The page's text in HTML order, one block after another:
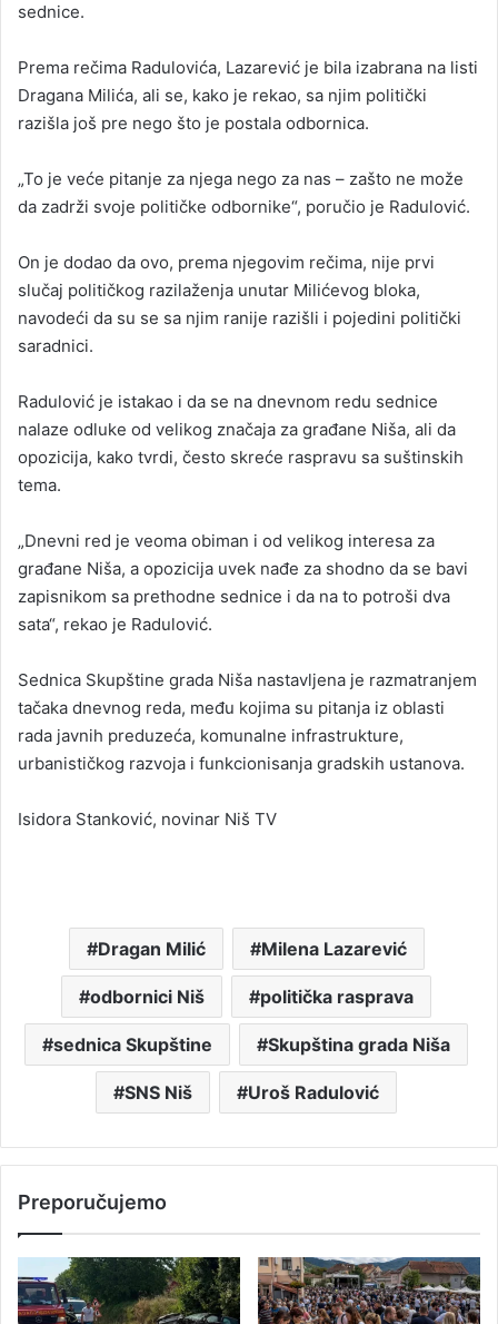
sednice.
Prema rečima Radulovića, Lazarević je bila izabrana na listi
Dragana Milića, ali se, kako je rekao, sa njim politički
razišla još pre nego što je postala odbornica.
„To je veće pitanje za njega nego za nas – zašto ne može
da zadrži svoje političke odbornike“, poručio je Radulović.
On je dodao da ovo, prema njegovim rečima, nije prvi
slučaj političkog razilaženja unutar Milićevog bloka,
navodeći da su se sa njim ranije razišli i pojedini politički
saradnici.
Radulović je istakao i da se na dnevnom redu sednice
nalaze odluke od velikog značaja za građane Niša, ali da
opozicija, kako tvrdi, često skreće raspravu sa suštinskih
tema.
„Dnevni red je veoma obiman i od velikog interesa za
građane Niša, a opozicija uvek nađe za shodno da se bavi
zapisnikom sa prethodne sednice i da na to potroši dva
sata“, rekao je Radulović.
Sednica Skupštine grada Niša nastavljena je razmatranjem
tačaka dnevnog reda, među kojima su pitanja iz oblasti
rada javnih preduzeća, komunalne infrastrukture,
urbanističkog razvoja i funkcionisanja gradskih ustanova.
Isidora Stanković, novinar Niš TV
Dragan Milić Milena Lazarević
odbornici Niš politička rasprava
sednica Skupštine Skupština grada Niša
SNS Niš Uroš Radulović
Preporučujemo